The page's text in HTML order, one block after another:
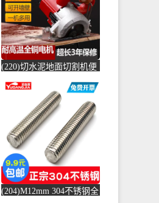
(220)切水泥地面切割机便
便携式电-水泥切割机
(simtone旗舰店仅售123.75
(204)M12mm 304不锈钢全